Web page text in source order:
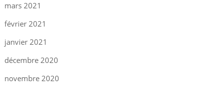
mars 2021
février 2021
janvier 2021
décembre 2020
novembre 2020